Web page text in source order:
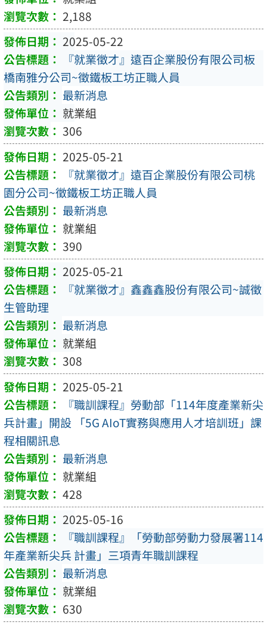
2,188
2025-05-22
『就業徵才』遠百企業股份有限公司板
橋南雅分公司~徵鐵板工坊正職人員
最新消息
就業組
306
2025-05-21
『就業徵才』遠百企業股份有限公司桃
園分公司~徵鐵板工坊正職人員
最新消息
就業組
390
2025-05-21
『就業徵才』鑫鑫鑫股份有限公司~誠徵
生管助理
最新消息
就業組
308
2025-05-21
『職訓課程』勞動部「114年度產業新尖
兵計畫」開設 「5G AIoT實務與應用人才培訓班」課
程相關訊息
最新消息
就業組
428
2025-05-16
『職訓課程』「勞動部勞動力發展署114
年產業新尖兵 計畫」三項青年職訓課程
最新消息
就業組
630